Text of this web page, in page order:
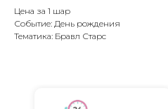
Цена за 1 шар
Событие: День рождения
Тематика: Бравл Старс